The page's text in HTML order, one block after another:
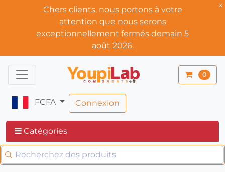
x
Chers clients, nous portons à votre
attention que nous serons
exceptionnellement fermés demain 5
août 2026.
0
FCFA Connexion
Catégories